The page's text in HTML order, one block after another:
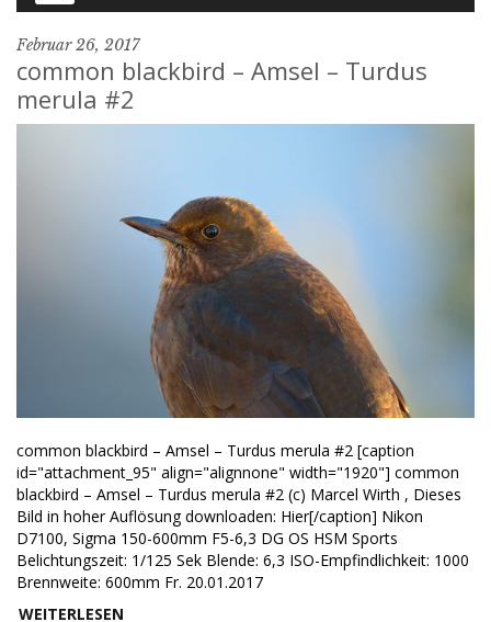
Februar 26, 2017
common blackbird – Amsel – Turdus
merula #2
common blackbird – Amsel – Turdus merula #2 [caption
id="attachment_95" align="alignnone" width="1920"] common
blackbird – Amsel – Turdus merula #2 (c) Marcel Wirth , Dieses
Bild in hoher Auflösung downloaden: Hier[/caption] Nikon
D7100, Sigma 150-600mm F5-6,3 DG OS HSM Sports
Belichtungszeit: 1/125 Sek Blende: 6,3 ISO-Empfindlichkeit: 1000
Brennweite: 600mm Fr. 20.01.2017
WEITERLESEN